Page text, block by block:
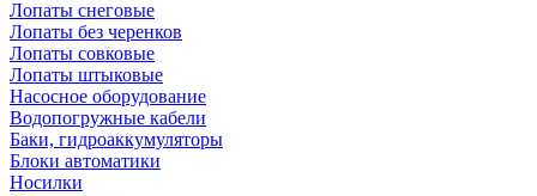
Лопаты снеговые
Лопаты без черенков
Лопаты совковые
Лопаты штыковые
Насосное оборудование
Водопогружные кабели
Баки, гидроаккумуляторы
Блоки автоматики
Носилки